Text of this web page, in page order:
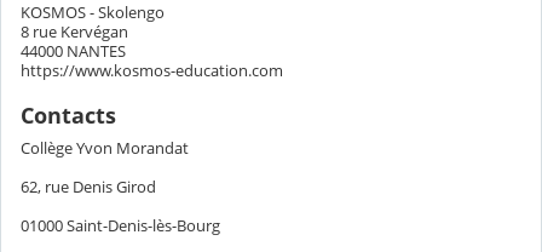
KOSMOS - Skolengo
8 rue Kervégan
44000 NANTES
https://www.kosmos-education.com
Contacts
Collège Yvon Morandat
62, rue Denis Girod
01000 Saint-Denis-lès-Bourg